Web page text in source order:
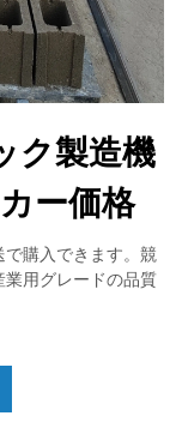
ク製造機
ー価格
購入できます。競
用グレードの品質